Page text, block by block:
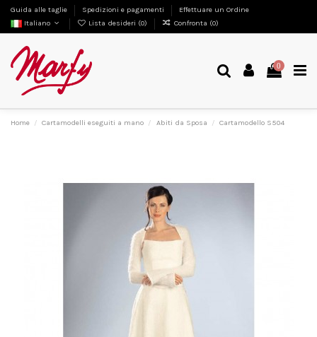
Guida alle taglie Spedizioni e pagamenti
Effettuare un Ordine
Italiano
Lista desideri (0) Confronta (0)
0
Home Cartamodelli eseguiti a mano Abiti da Sposa Cartamodello S504